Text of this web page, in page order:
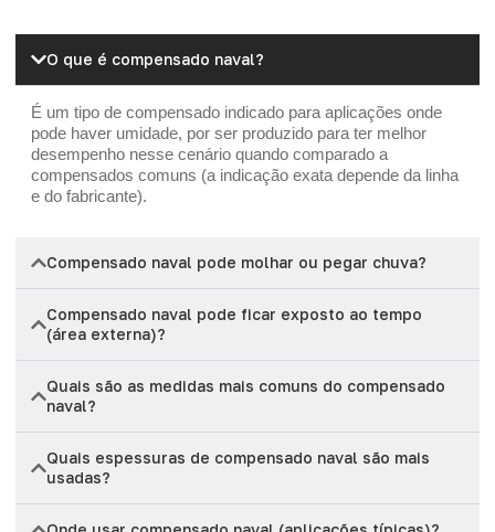
O que é compensado naval?
É um tipo de compensado indicado para aplicações onde
pode haver umidade, por ser produzido para ter melhor
desempenho nesse cenário quando comparado a
compensados comuns (a indicação exata depende da linha
e do fabricante).
Compensado naval pode molhar ou pegar chuva?
Compensado naval pode ficar exposto ao tempo
(área externa)?
Quais são as medidas mais comuns do compensado
naval?
Quais espessuras de compensado naval são mais
usadas?